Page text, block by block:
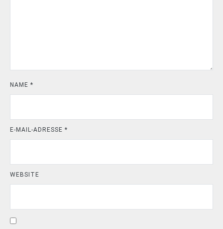
NAME *
E-MAIL-ADRESSE *
WEBSITE